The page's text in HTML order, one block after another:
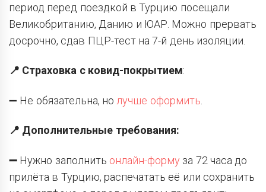
период перед поездкой в Турцию посещали
Великобританию, Данию и ЮАР. Можно прервать
досрочно, сдав ПЦР-тест на 7-й день изоляции.
📍 Страховка с ковид-покрытием:
➖ Не обязательна, но лучше оформить
📍 Дополнительные требования:
➖ Нужно заполнить онлайн-форму за 72 часа до
прилёта в Турцию, распечатать её или сохранить